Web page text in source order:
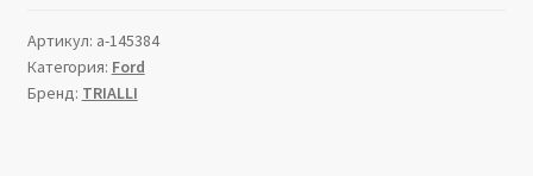
Артикул: a-145384
Категория: Ford
Бренд: TRIALLI